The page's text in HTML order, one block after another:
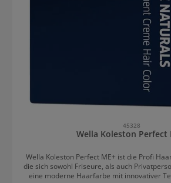
45328
Wella Koleston Perfect
Wella Koleston Perfect ME+ ist die Profi
die sich sowohl Friseure, als auch
eine moderne Haarfarbe mit innovativer